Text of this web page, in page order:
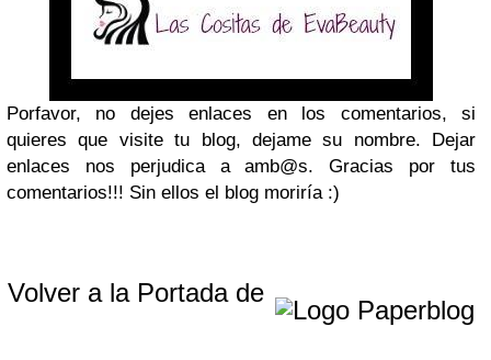
Porfavor, no dejes enlaces en los comentarios, si
quieres que visite tu blog, dejame su nombre. Dejar
enlaces nos perjudica a amb@s. Gracias por tus
comentarios!!! Sin ellos el blog moriría :)
Volver a la Portada de